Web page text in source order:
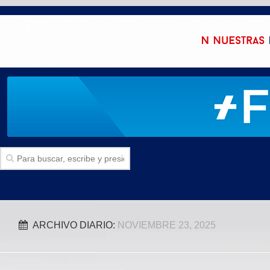
SECCIONES
Politica
ARCHIVO DIARIO: NOVIEMBRE 23, 2025